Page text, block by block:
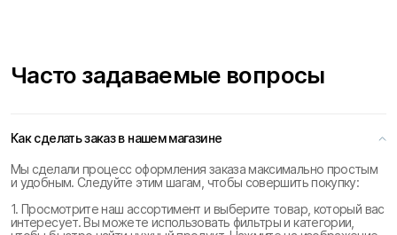
Часто задаваемые вопросы
Как сделать заказ в нашем магазине
Мы сделали процесс оформления заказа максимально простым
и удобным. Следуйте этим шагам, чтобы совершить покупку:
1. Просмотрите наш ассортимент и выберите товар, который вас
интересует. Вы можете использовать фильтры и категории,